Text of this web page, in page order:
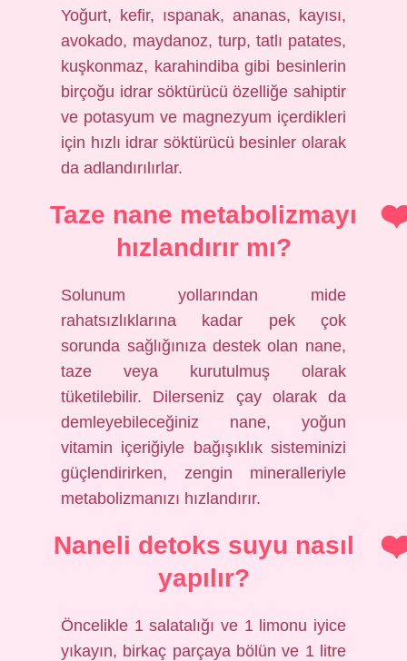
Yoğurt, kefir, ıspanak, ananas, kayısı,
avokado, maydanoz, turp, tatlı patates,
kuşkonmaz, karahindiba gibi besinlerin
birçoğu idrar söktürücü özelliğe sahiptir
ve potasyum ve magnezyum içerdikleri
için hızlı idrar söktürücü besinler olarak
da adlandırılırlar.
Taze nane metabolizmayı
hızlandırır mı?
Solunum yollarından mide
rahatsızlıklarına kadar pek çok
sorunda sağlığınıza destek olan nane,
taze veya kurutulmuş olarak
tüketilebilir. Dilerseniz çay olarak da
demleyebileceğiniz nane, yoğun
vitamin içeriğiyle bağışıklık sisteminizi
güçlendirirken, zengin mineralleriyle
metabolizmanızı hızlandırır.
Naneli detoks suyu nasıl
yapılır?
Öncelikle 1 salatalığı ve 1 limonu iyice
yıkayın, birkaç parçaya bölün ve 1 litre